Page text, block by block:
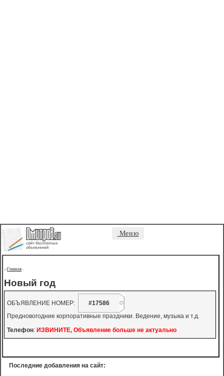
Меню
->Главная -
Новый год
ОБЪЯВЛЕНИЕ НОМЕР:
#17586
Предновогодние корпоративные праздники. Ведение, музыка и т.д.
Телефон: ИЗВИНИТЕ, Объявление больше не актуально
Последние добавления на сайт: